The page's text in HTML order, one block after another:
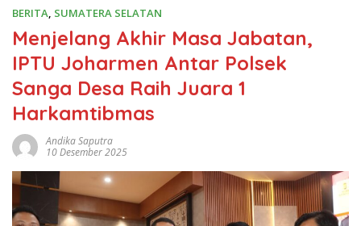
BERITA SUMATERA SELATAN
Menjelang Akhir Masa Jabatan,
IPTU Joharmen Antar Polsek
Sanga Desa Raih Juara 1
Harkamtibmas
Andika Saputra
10 Desember 2025